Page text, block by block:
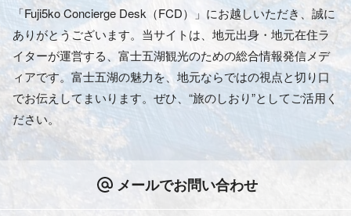
「Fuji5ko Concierge Desk（FCD）」にお越しいただき、誠に
ありがとうございます。当サイトは、地元出身・地元在住ラ
イターが運営する、富士五湖観光のための総合情報発信メデ
ィアです。富士五湖の魅力を、地元ならではの視点と切り口
でお伝えしてまいります。ぜひ、“旅のしおり”としてご活用く
ださい。
メールでお問い合わせ